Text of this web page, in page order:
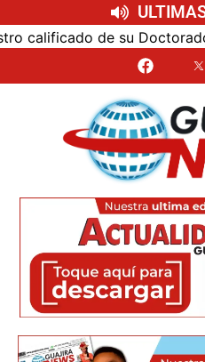
de su Doctorado